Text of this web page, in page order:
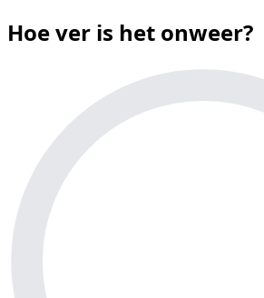
Hoe ver is het onweer?